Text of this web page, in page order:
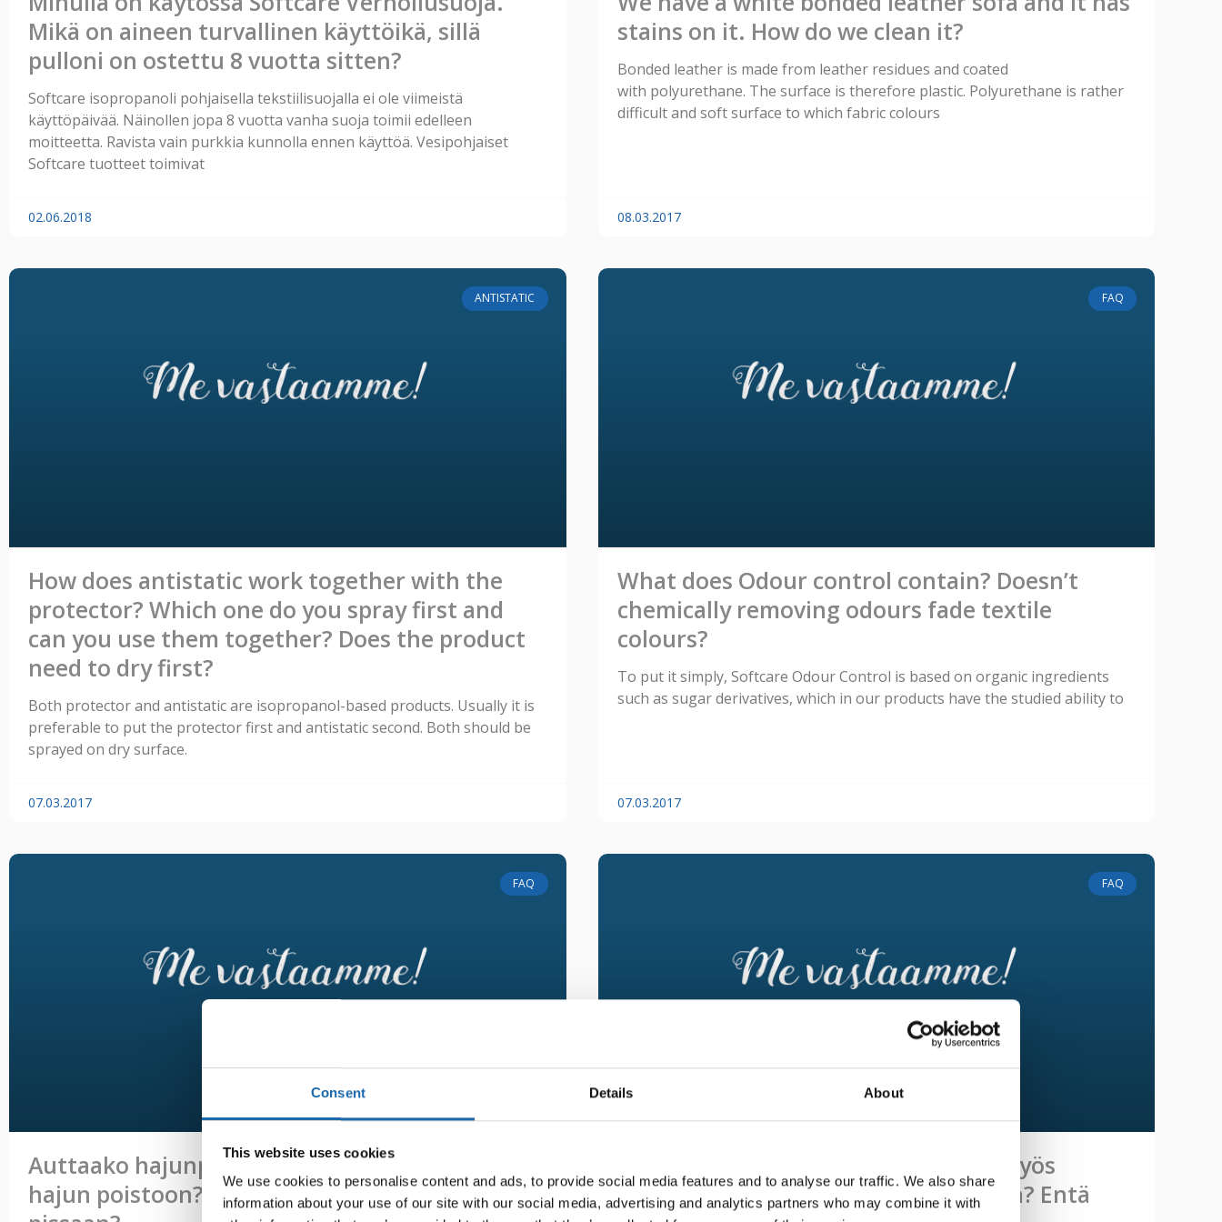
Consent Details About
This website uses cookies
We use cookies to personalise content and ads, to provide social media features and to analyse our traffic. We also share
information about your use of our site with our social media, advertising and analytics partners who may combine it with
Mikä on aineen turvallinen käyttöikä, sillä
pulloni on ostettu 8 vuotta sitten?
Softcare isopropanoli pohjaisella tekstiilisuojalla ei ole viimeistä
käyttöpäivää. Näinollen jopa 8 vuotta vanha suoja toimii edelleen
moitteetta. Ravista vain purkkia kunnolla ennen käyttöä. Vesipohjaiset
Softcare tuotteet toimivat
02.06.2018
stains on it. How do we clean it?
Bonded leather is made from leather residues and coated
with polyurethane. The surface is therefore plastic. Polyurethane is rather
difficult and soft surface to which fabric colours
08.03.2017
ANTISTATIC
How does antistatic work together with the
protector? Which one do you spray first and
can you use them together? Does the product
need to dry first?
Both protector and antistatic are isopropanol-based products. Usually it is
preferable to put the protector first and antistatic second. Both should be
sprayed on dry surface.
07.03.2017
FAQ
What does Odour control contain? Doesn’t
chemically removing odours fade textile
colours?
To put it simply, Softcare Odour Control is based on organic ingredients
such as sugar derivatives, which in our products have the studied ability to
07.03.2017
FAQ
Auttaako hajunpoistaja pinttyneen tupakan
hajun poistoon? Entä lasten/lemmikkien
FAQ
Toimiiko tuo sähköisyydenpoistaja myös
verhoihin, jotka liimaantuvat seinään? Entä